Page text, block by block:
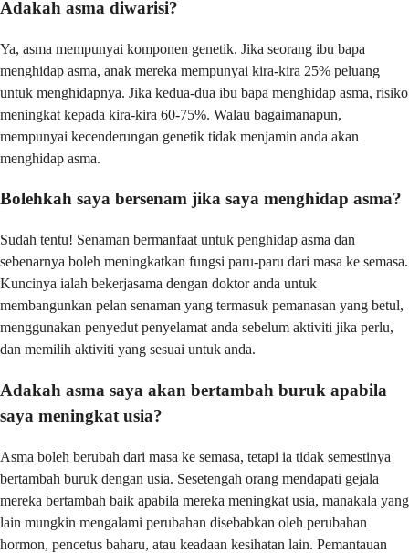
Adakah asma diwarisi?
Ya, asma mempunyai komponen genetik. Jika seorang ibu bapa
menghidap asma, anak mereka mempunyai kira-kira 25% peluang
untuk menghidapnya. Jika kedua-dua ibu bapa menghidap asma, risiko
meningkat kepada kira-kira 60-75%. Walau bagaimanapun,
mempunyai kecenderungan genetik tidak menjamin anda akan
menghidap asma.
Bolehkah saya bersenam jika saya menghidap asma?
Sudah tentu! Senaman bermanfaat untuk penghidap asma dan
sebenarnya boleh meningkatkan fungsi paru-paru dari masa ke semasa.
Kuncinya ialah bekerjasama dengan doktor anda untuk
membangunkan pelan senaman yang termasuk pemanasan yang betul,
menggunakan penyedut penyelamat anda sebelum aktiviti jika perlu,
dan memilih aktiviti yang sesuai untuk anda.
Adakah asma saya akan bertambah buruk apabila
saya meningkat usia?
Asma boleh berubah dari masa ke semasa, tetapi ia tidak semestinya
bertambah buruk dengan usia. Sesetengah orang mendapati gejala
mereka bertambah baik apabila mereka meningkat usia, manakala yang
lain mungkin mengalami perubahan disebabkan oleh perubahan
hormon, pencetus baharu, atau keadaan kesihatan lain. Pemantauan